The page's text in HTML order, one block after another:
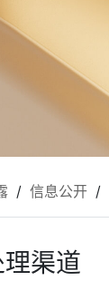
/ 信息公开 /
渠道